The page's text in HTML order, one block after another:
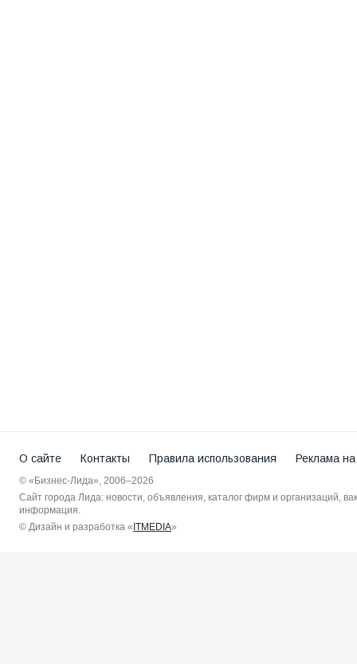
О сайте Контакты Правила использования Реклама
© «Бизнес-Лида», 2006–2026
Сайт города Лида: новости, объявления, каталог фирм и организаций,
информация.
© Дизайн и разработка « ITMEDIA»